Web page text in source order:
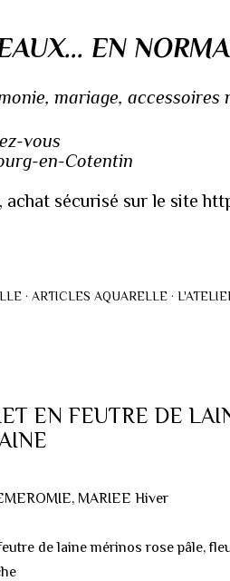
EN
mariage,
vous
en-Cotentin
sécurisé sur le site
ARTICLES AQUARELLE
EN FEUTRE DE
MARIEE Hiver
de laine mérinos rose pâle,